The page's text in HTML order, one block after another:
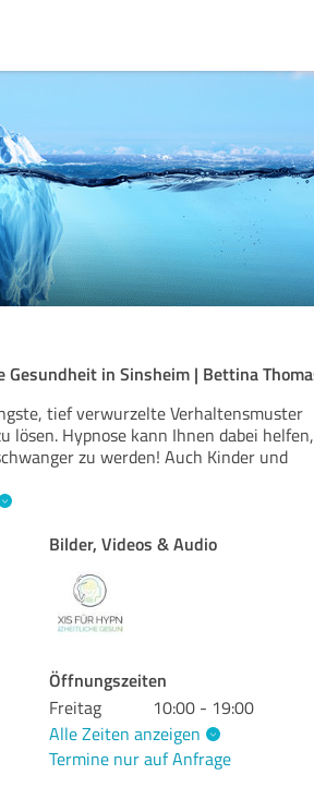
in Sinsheim | Bettina
tief verwurzelte Verhaltensmuster
lösen. Hypnose kann Ihnen dabei helfen,
zu werden! Auch Kinder und
Bilder, Videos & Audio
Öffnungszeiten
Freitag
10:00 - 19:00
Alle Zeiten anzeigen
Termine nur auf Anfrage